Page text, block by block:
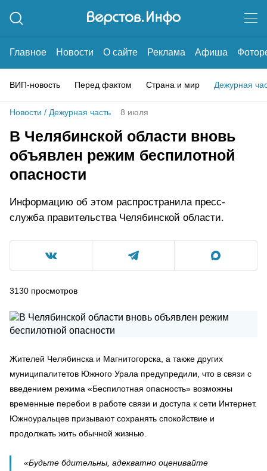
Главное Новости О сайте Реклама Афиша
ВИП-новость Перед фактом Страна и мир Дежурная
Новости / Дежурная часть 8 июля
В Челябинской области вновь
объявлен режим беспилотной
опасности
Информацию об этом распространила пресс-
служба правительства Челябинской области.
3130 просмотров
Жителей Челябинска и Магнитогорска, а также других
муниципалитетов Южного Урала предупредили, что в связи с
введением режима «Беспилотная опасность» возможны
временные перебои в работе связи и доступа к сети Интернет.
Южноуральцев призывают сохранять спокойствие и
продолжать жить обычной жизнью.
«Будьте бдительны, адекватно оценивайте